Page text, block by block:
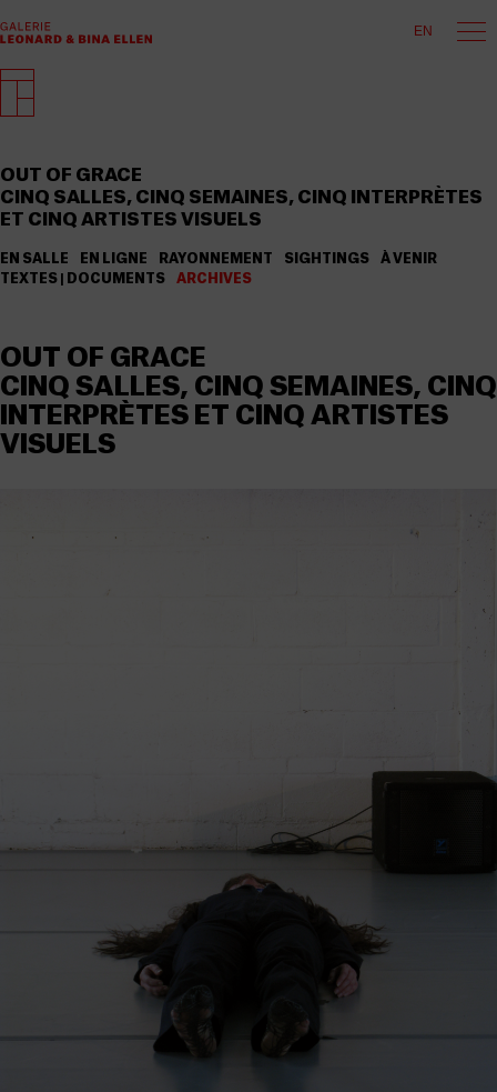
EN
OUT OF GRACE
CINQ SALLES, CINQ SEMAINES, CINQ INTERPRÈTES
ET CINQ ARTISTES VISUELS
EN SALLE EN LIGNE RAYONNEMENT SIGHTINGS
À VENIR
TEXTES | DOCUMENTS
ARCHIVES
OUT OF GRACE
CINQ SALLES, CINQ SEMAINES, CINQ
INTERPRÈTES ET CINQ ARTISTES
VISUELS